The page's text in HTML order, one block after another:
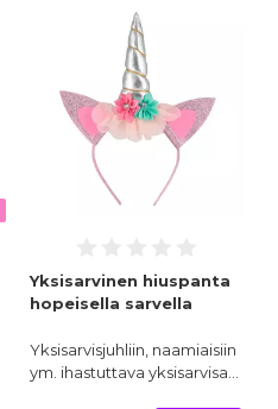
Yksisarvinen hiuspanta
hopeisella sarvella
Yksisarvisjuhliin, naamiaisiin
ym. ihastuttava yksisarvisa…